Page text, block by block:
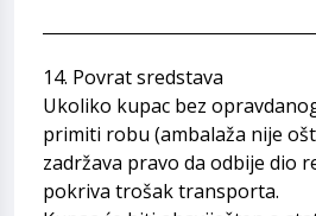
14. Povrat sredstava
Ukoliko kupac bez
primiti robu (ambalaža nije
zadržava pravo da odbije dio
pokriva trošak transporta.